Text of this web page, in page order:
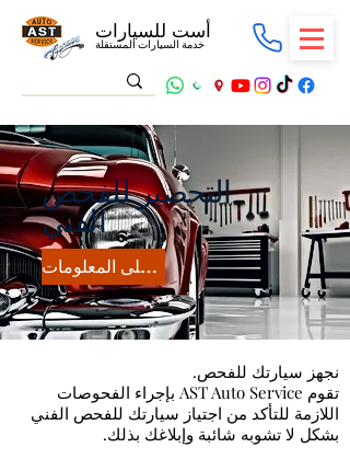
أست للسيارات
خدمة السيارات المستقلة
التحضير للفحص
الفني
احصل على المعلومات
نجهز سيارتك للفحص.
تقوم AST Auto Service بإجراء الفحوصات
اللازمة للتأكد من اجتياز سيارتك للفحص الفني
بشكل لا تشوبه شائبة وإبلاغك بذلك.